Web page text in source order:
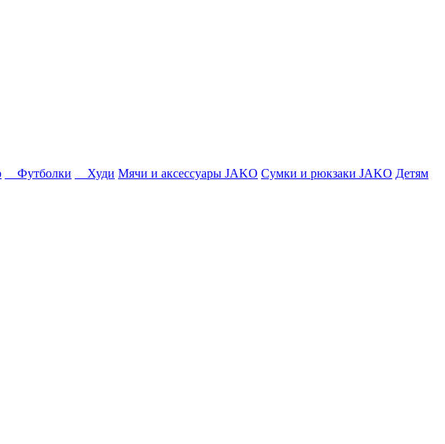
Футболки Худи Мячи и аксессуары JAKO Сумки и рюкзаки JAKO Детям